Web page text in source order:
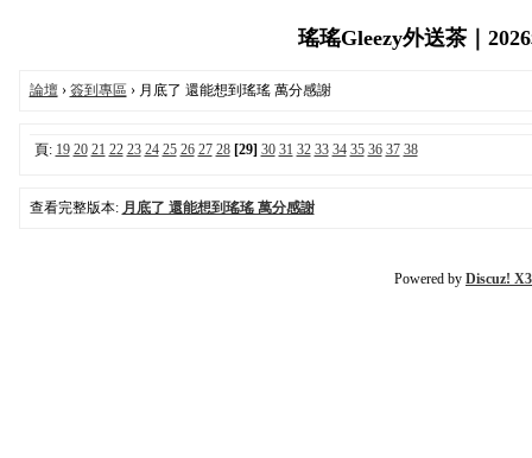
瑤瑤Gleezy外送茶｜
論壇› 簽到專區 › 月底了 還能想到瑤瑤 萬分感謝
頁: 19 20 21 22 23 24 25 26 27 28 [29] 30 31 32 33 34 35 36 37 38
查看完整版本: 月底了 還能想到瑤瑤 萬分感謝
Powered by Discuz!